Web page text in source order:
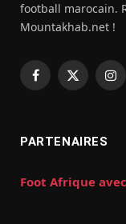
football marocain.
Mountakhab.net !
Facebook
X
PARTENAIRES
Foot Afrique